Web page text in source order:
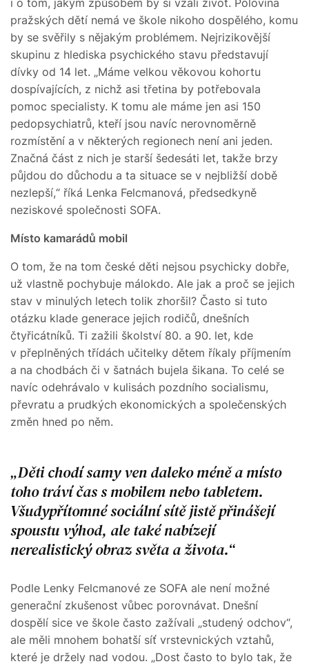
pražských dětí nemá ve škole nikoho dospělého, komu
by se svěřily s nějakým problémem. Nejrizikovější
skupinu z hlediska psychického stavu představují
dívky od 14 let. „Máme velkou věkovou kohortu
dospívajících, z nichž asi třetina by potřebovala
pomoc specialisty. K tomu ale máme jen asi 150
pedopsychiatrů, kteří jsou navíc nerovnoměrně
rozmístění a v některých regionech není ani jeden.
Značná část z nich je starší šedesáti let, takže brzy
půjdou do důchodu a ta situace se v nejbližší době
nezlepší,“ říká Lenka Felcmanová, předsedkyně
neziskové společnosti SOFA.
Místo kamarádů mobil
O tom, že na tom české děti nejsou psychicky dobře,
už vlastně pochybuje málokdo. Ale jak a proč se jejich
stav v minulých letech tolik zhoršil? Často si tuto
otázku klade generace jejich rodičů, dnešních
čtyřicátníků. Ti zažili školství 80. a 90. let, kde
v přeplněných třídách učitelky dětem říkaly příjmením
a na chodbách či v šatnách bujela šikana. To celé se
navíc odehrávalo v kulisách pozdního socialismu,
převratu a prudkých ekonomických a společenských
změn hned po něm.
Děti chodí samy ven daleko méně a místo
toho tráví čas s mobilem nebo tabletem.
Všudypřítomné sociální sítě jistě přinášejí
spoustu výhod, ale také nabízejí
nerealistický obraz světa a života.
Podle Lenky Felcmanové ze SOFA ale není možné
generační zkušenost vůbec porovnávat. Dnešní
dospělí sice ve škole často zažívali „studený odchov“,
ale měli mnohem bohatší síť vrstevnických vztahů,
které je držely nad vodou. „Dost často to bylo tak, že